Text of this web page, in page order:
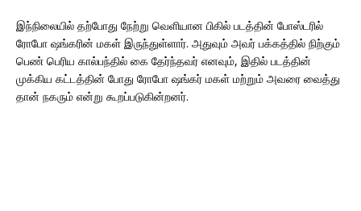
இந்நிலையில் தற்போது நேற்று வெளியான பிகில் படத்தின் போஸ்டரில்
ரோபோ ஷங்கரின் மகள் இருந்துள்ளார். அதுவும் அவர் பக்கத்தில் நிற்கும்
பெண் பெரிய கால்பந்தில் கை தேர்ந்தவர் எனவும், இதில் படத்தின்
முக்கிய கட்டத்தின் போது ரோபோ ஷங்கர் மகள் மற்றும் அவரை வைத்து
தான் நகரும் என்று கூறப்படுகின்றனர்.